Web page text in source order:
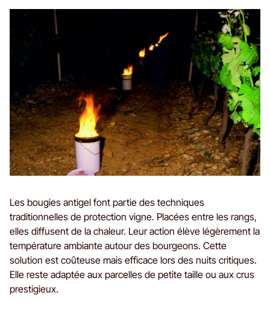
Les bougies antigel font partie des techniques
traditionnelles de protection vigne. Placées entre les rangs,
elles diffusent de la chaleur. Leur action élève légèrement la
température ambiante autour des bourgeons. Cette
solution est coûteuse mais efficace lors des nuits critiques.
Elle reste adaptée aux parcelles de petite taille ou aux crus
prestigieux.